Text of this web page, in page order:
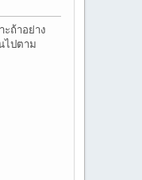
ถ้าอย่าง
ไปตาม